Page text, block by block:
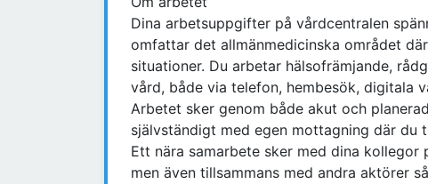
Dina arbetsuppgifter på vårdcentralen
omfattar det allmänmedicinska området
situationer. Du arbetar hälsofrämjande,
vård, både via telefon, hembesök, digitala
Arbetet sker genom både akut och
självständigt med egen mottagning där du
Ett nära samarbete sker med dina
men även tillsammans med andra aktörer